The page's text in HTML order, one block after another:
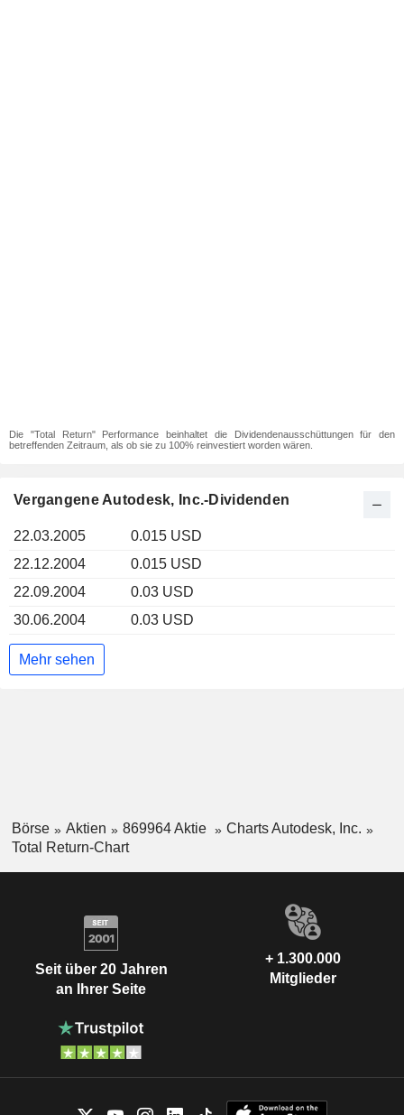
Die "Total Return" Performance beinhaltet die Dividendenausschüttungen für den
betreffenden Zeitraum, als ob sie zu 100% reinvestiert worden wären.
Vergangene Autodesk, Inc.-Dividenden
22.03.2005
0.015 USD
22.12.2004
0.015 USD
22.09.2004
0.03 USD
30.06.2004
0.03 USD
Mehr sehen
Börse Aktien 869964 Aktie
Charts Autodesk, Inc.
Total Return-Chart
Seit über 20 Jahren
an Ihrer Seite
+ 1.300.000
Mitglieder